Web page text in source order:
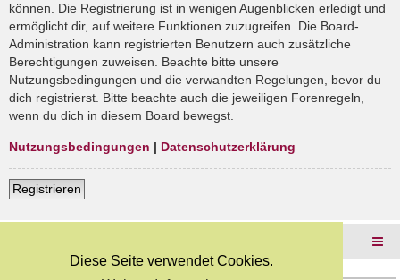
Diese Seite verwendet Cookies.
können. Die Registrierung ist in wenigen Augenblicken erledigt und
ermöglicht dir, auf weitere Funktionen zuzugreifen. Die Board-
Administration kann registrierten Benutzern auch zusätzliche
Berechtigungen zuweisen. Beachte bitte unsere
Nutzungsbedingungen und die verwandten Regelungen, bevor du
dich registrierst. Bitte beachte auch die jeweiligen Forenregeln,
wenn du dich in diesem Board bewegst.
Nutzungsbedingungen | Datenschutzerklärung
Registrieren